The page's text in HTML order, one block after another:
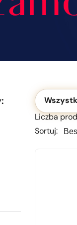
Liczba
Sortuj: